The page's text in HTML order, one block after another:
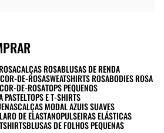
CALÇAS ROSABLUSAS DE RENDA
DE-ROSASWEATSHIRTS ROSABODIES ROSA
DE-ROSATOPS PEQUENOS
PASTELTOPS E T-SHIRTS
CALÇAS MODAL AZUIS SUAVES
DE ELASTANOPULSEIRAS ELÁSTICAS
BLUSAS DE FOLHOS PEQUENAS